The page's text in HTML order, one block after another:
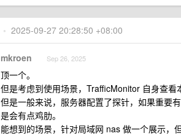
• 2025-09-27 20:28:50 +08:00
mkroen Sep 26, 2025
顶一个。
但是考虑到使用场景，TrafficMonitor 自身查看
但是一般来说，服务器配置了探针，如果重要
是会有点鸡肋。
能想到的场景，针对局域网 nas 做一个展示，